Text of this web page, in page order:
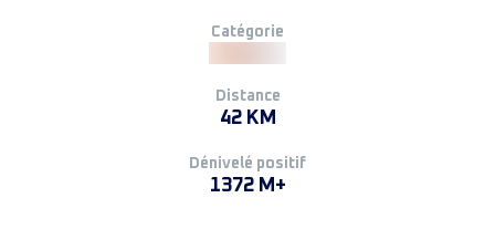
Catégorie
Distance
42 KM
Dénivelé positif
1372 M+